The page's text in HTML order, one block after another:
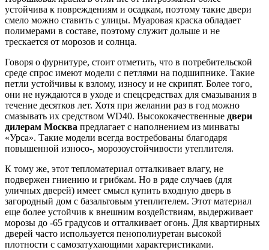
устойчива к повреждениям и осадкам, поэтому такие двери
смело можно ставить с улицы. Муаровая краска обладает
полимерами в составе, поэтому служит дольше и не
трескается от морозов и солнца.
Говоря о фурнитуре, стоит отметить, что в потребительской
среде спрос имеют модели с петлями на подшипнике. Такие
петли устойчивы к взлому, износу и не скрипят. Более того,
они не нуждаются в уходе и спецсредствах для смазывания в
течение десятков лет. Хотя при желании раз в год можно
смазывать их средством WD40. Высококачественные двери
дилерам Москва предлагает с наполнением из минваты
«Урса». Такие модели всегда востребованы благодаря
повышенной износо-, морозоустойчивости утеплителя.
К тому же, этот тепломатериал отталкивает влагу, не
подвержен гниению и грибкам. Но в ряде случаев (для
уличных дверей) имеет смысл купить входную дверь в
загородный дом с базальтовым утеплителем. Этот материал
еще более устойчив к внешним воздействиям, выдерживает
морозы до -65 градусов и отталкивает огонь. Для квартирных
дверей часто используется пенополиуретан высокой
плотности с самозатухающими характеристиками.